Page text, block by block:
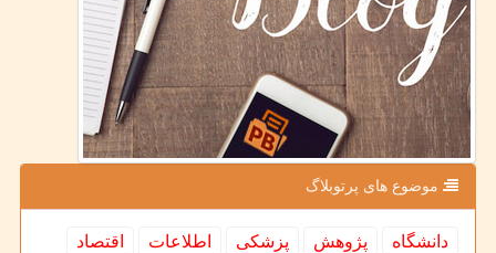
موضوع های پرتوبلاگ
دانشگاه پژوهش پزشكی اطلاعات
اقتصاد